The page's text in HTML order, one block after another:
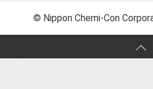
© Nippon Chemi-Con